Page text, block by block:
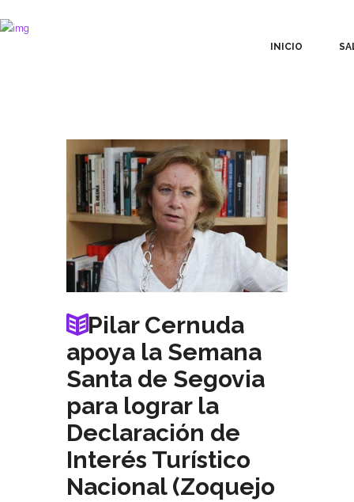
INICIO
Pilar Cernuda
apoya la Semana
Santa de Segovia
para lograr la
Declaración de
Interés Turístico
Nacional (Zoquejo